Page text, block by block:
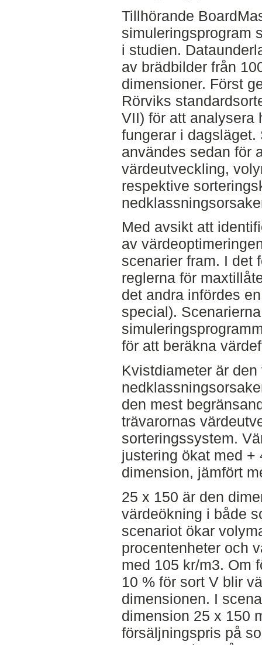
Tillhörande
simuleringsprogram
i studien.
av brädbilder från
dimensioner. Först
Rörviks
VII) för att analysera
fungerar i
användes sedan för
värdeutveckling,
respektive
Med avsikt att
av
scenarier fram. I det
reglerna för
det andra infördes
special).
för att beräkna
Kvistdiameter är
den mest
trävarornas
sorteringssystem.
justering ökat med +
dimension, jämfört
25 x 150 är den
värdeökning i både
scenariot ökar
procentenheter och
med 105 kr/m3. Om
10 % för sort V blir
dimensionen. I
dimension 25 x 150
försäljningspris på